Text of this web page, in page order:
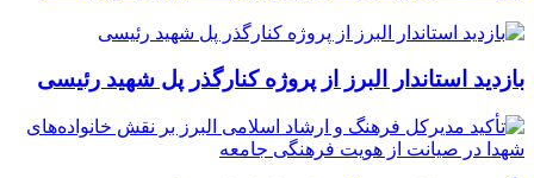
بازدید استاندار البرز از پروژه کنارگذر پل شهید رئیسی